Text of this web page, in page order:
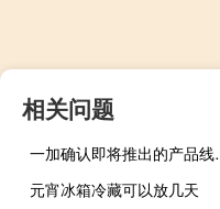
相关问题
一加确
元宵冰箱冷藏可以放几天